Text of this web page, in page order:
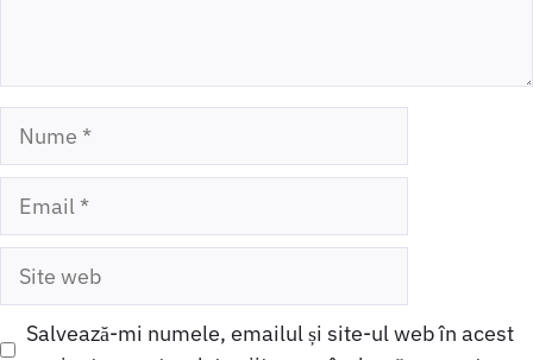
Nume
Email
Site
Salvează-mi numele, emailul și site-ul web în acest